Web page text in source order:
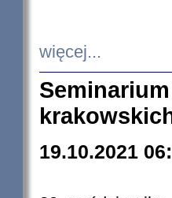
więcej...
19.10.2021